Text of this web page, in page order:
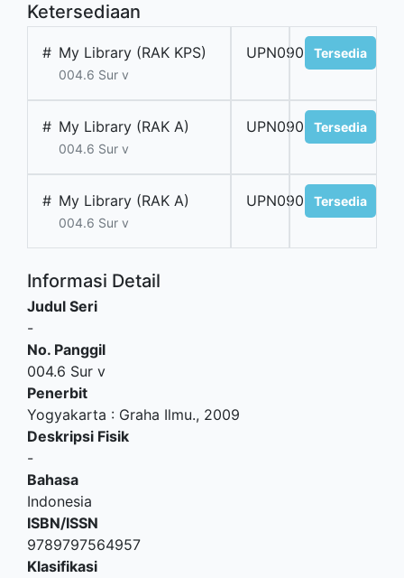
Ketersediaan
# My Library (RAK KPS)
004.6 Sur v
UPN0900265Tersedia
# My Library (RAK A)
004.6 Sur v
UPN0900267Tersedia
# My Library (RAK A)
004.6 Sur v
UPN0900266Tersedia
Informasi Detail
Judul Seri
-
No. Panggil
004.6 Sur v
Penerbit
Yogyakarta : Graha Ilmu., 2009
Deskripsi Fisik
-
Bahasa
Indonesia
ISBN/ISSN
9789797564957
Klasifikasi